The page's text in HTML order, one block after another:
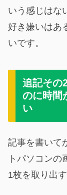
いう感じはな
好き嫌いはあ
いです。
追記その
のに時間
い
記事を書いて
トパソコン
1枚を取り出